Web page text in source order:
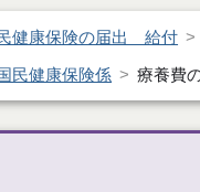
健康保険の届出 給付
民健康保険係 療養費